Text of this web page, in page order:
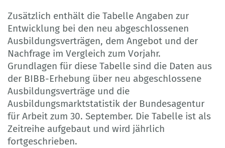
Zusätzlich enthält die Tabelle Angaben zur
Entwicklung bei den neu abgeschlossenen
Ausbildungsverträgen, dem Angebot und der
Nachfrage im Vergleich zum Vorjahr.
Grundlagen für diese Tabelle sind die Daten aus
der BIBB-Erhebung über neu abgeschlossene
Ausbildungsverträge und die
Ausbildungsmarktstatistik der Bundesagentur
für Arbeit zum 30. September. Die Tabelle ist als
Zeitreihe aufgebaut und wird jährlich
fortgeschrieben.